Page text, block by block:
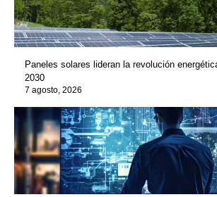
Paneles solares lideran la revolución
2030
7 agosto, 2026